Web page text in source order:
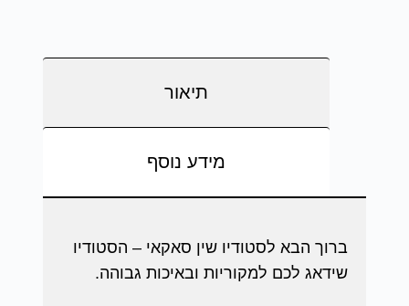
תיאור
מידע נוסף
ברוך הבא לסטודיו שין סאקאי – הסטודיו
שידאג לכם למקוריות ובאיכות גבוהה.